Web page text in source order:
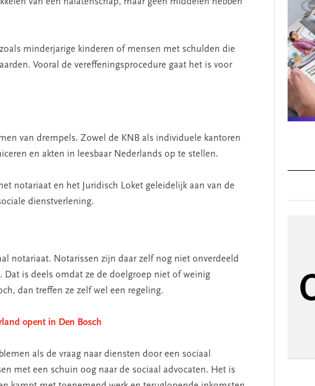
van een nalatenschap, maar geen middelen hebben
minderjarige kinderen of mensen met schulden die
Vooral de vereffeningsprocedure gaat het is voor
van drempels. Zowel de KNB als individuele kantoren
en akten in leesbaar Nederlands op te stellen.
notariaat en het Juridisch Loket geleidelijk aan van de
dienstverlening.
notariaat. Notarissen zijn daar zelf nog niet onverdeeld
is deels omdat ze de doelgroep niet of weinig
dan treffen ze zelf wel een regeling.
opent in Den Bosch
als de vraag naar diensten door een sociaal
met een schuin oog naar de sociaal advocaten. Het is